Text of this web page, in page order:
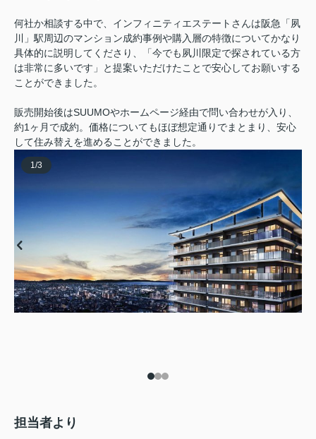
何社か相談する中で、インフィニティエステートさんは阪急「夙
川」駅周辺のマンション成約事例や購入層の特徴についてかなり
具体的に説明してくださり、「今でも夙川限定で探されている方
は非常に多いです」と提案いただけたことで安心してお願いする
ことができました。
販売開始後はSUUMOやホームページ経由で問い合わせが入り、
約1ヶ月で成約。価格についてもほぼ想定通りでまとまり、安心
して住み替えを進めることができました。
1/3
担当者より